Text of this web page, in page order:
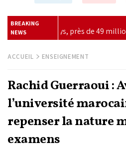
BREAKING
NEWS
supplémentaires à risque
ACCUEIL ENSEIGNEMENT
Rachid Guerraoui :
l’université
repenser la nature
examens